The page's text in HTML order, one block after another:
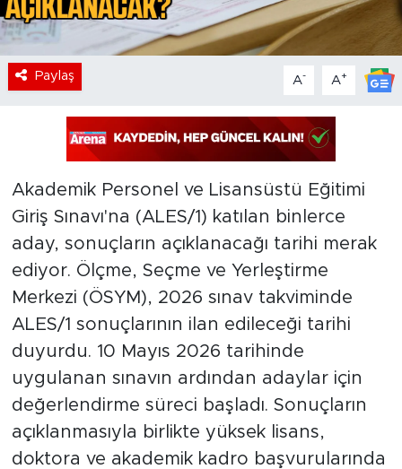
Paylaş A- A+
Akademik Personel ve Lisansüstü Eğitimi
Giriş Sınavı'na (ALES/1) katılan binlerce
aday, sonuçların açıklanacağı tarihi merak
ediyor. Ölçme, Seçme ve Yerleştirme
Merkezi (ÖSYM), 2026 sınav takviminde
ALES/1 sonuçlarının ilan edileceği tarihi
duyurdu. 10 Mayıs 2026 tarihinde
uygulanan sınavın ardından adaylar için
değerlendirme süreci başladı. Sonuçların
açıklanmasıyla birlikte yüksek lisans,
doktora ve akademik kadro başvurularında